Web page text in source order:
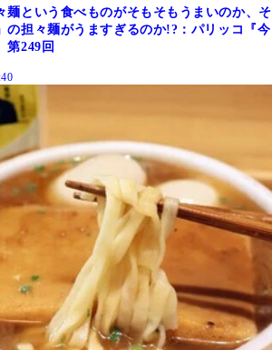
麺という食べものがそもそもうまいのか、そ
の担々麺がうますぎるのか!?：パリッコ『今
第249回